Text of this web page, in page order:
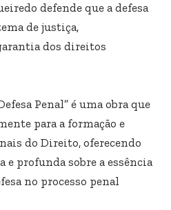
defende que a defesa
de justiça,
dos direitos
Penal” é uma obra que
para a formação e
do Direito, oferecendo
e profunda sobre a essência
no processo penal